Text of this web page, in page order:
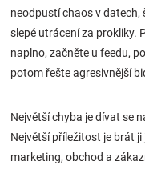
neodpustí chaos v
slepé utrácení za prokliky.
naplno, začněte u feedu,
potom řešte agresivnější
Největší chyba je dívat se
Největší příležitost je brát
marketing, obchod a